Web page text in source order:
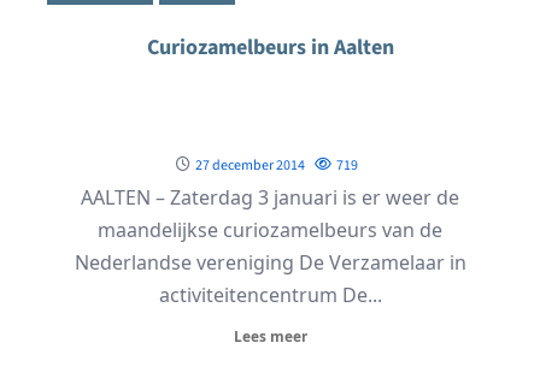
Curiozamelbeurs in Aalten
27 december 2014 719
AALTEN – Zaterdag 3 januari is er weer de
maandelijkse curiozamelbeurs van de
Nederlandse vereniging De Verzamelaar in
activiteitencentrum De...
Lees meer